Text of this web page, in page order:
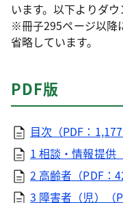
います。以下よりダウ
※冊子295ページ以降
省略しています。
PDF版
目次（PDF：
1 相談・情報提供
2 高齢者（PDF：
3 障害者（児）（